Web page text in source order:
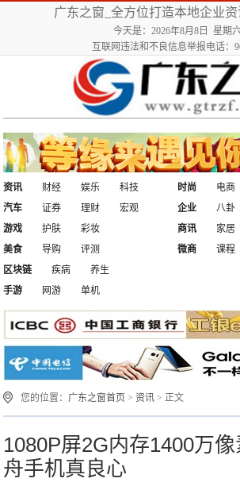
广东之窗_全方位打造本地企业
今天是：2026年8月8日 星期
互联网违法和不良信息举报电话：
资讯 财经 娱乐
科技
汽车
证券 理财 宏观
时尚 电商
企业
八卦
游戏
护肤
彩妆
美食
导购 评测
商讯 家居
微商
课程
区块链
疾病
养生
手游
网游 单机
您的位置： 广东之窗首页 >资讯 > 正文
1080P屏2G内存1400万
舟手机真良心